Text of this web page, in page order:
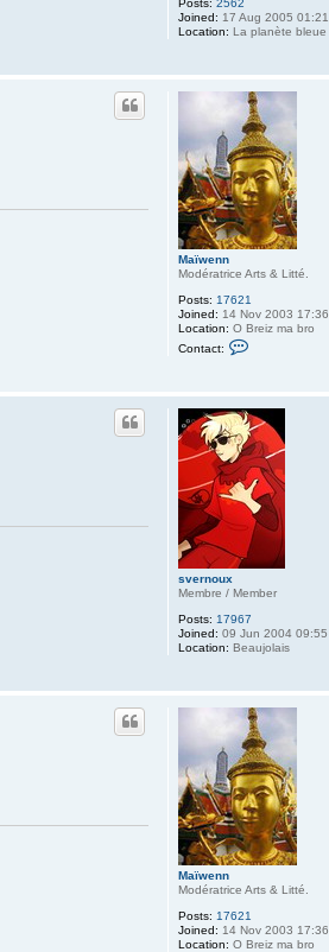
Posts: 2562
Joined: 17 Aug 2005 01:21
Location: La planète bleue
Maïwenn
Modératrice Arts & Litté.
Posts: 17621
Joined: 14 Nov 2003 17:36
Location: O Breiz ma bro
Contact:
a
c
t
M
a
ï
w
e
n
n
svernoux
Membre / Member
Posts: 17967
Joined: 09 Jun 2004 09:55
Location: Beaujolais
Maïwenn
Modératrice Arts & Litté.
Posts: 17621
Joined: 14 Nov 2003 17:36
Location: O Breiz ma bro